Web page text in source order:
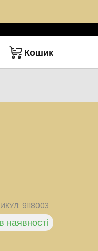
Кошик
9118003
в наявності